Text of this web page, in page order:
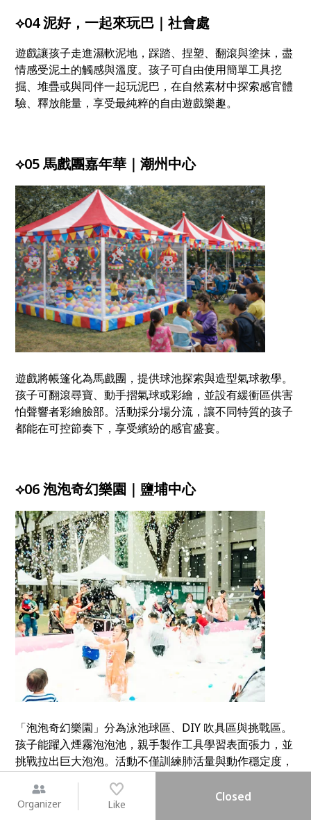
⟡04 泥好，一起來玩巴｜社會處
遊戲讓孩子走進濕軟泥地，踩踏、捏塑、翻滾與塗抹，盡
情感受泥土的觸感與溫度。孩子可自由使用簡單工具挖
掘、堆疊或與同伴一起玩泥巴，在自然素材中探索感官體
驗、釋放能量，享受最純粹的自由遊戲樂趣。
⟡05 馬戲團嘉年華｜潮州中心
遊戲將帳篷化為馬戲團，提供球池探索與造型氣球教學。
孩子可翻滾尋寶、動手摺氣球或彩繪，並設有緩衝區供害
怕聲響者彩繪臉部。活動採分場分流，讓不同特質的孩子
都能在可控節奏下，享受繽紛的感官盛宴。
⟡06 泡泡奇幻樂園｜鹽埔中心
「泡泡奇幻樂園」分為泳池球區、DIY 吹具區與挑戰區。
孩子能躍入煙霧泡泡池，親手製作工具學習表面張力，並
挑戰拉出巨大泡泡。活動不僅訓練肺活量與動作穩定度，
樂。
Organizer Like
Closed